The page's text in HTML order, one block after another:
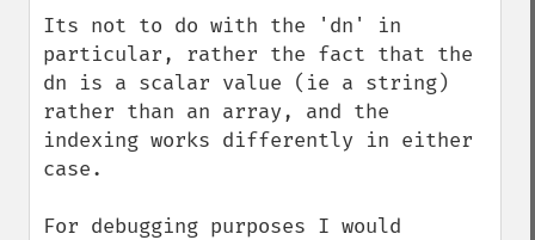
Its not to do with the 'dn' in
particular, rather the fact that the
dn is a scalar value (ie a string)
rather than an array, and the
indexing works differently in either
case.
For debugging purposes I would